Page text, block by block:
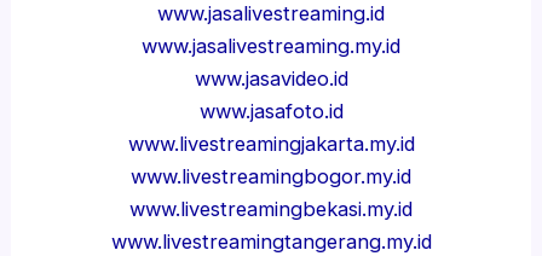
www.jasalivestreaming.id
www.jasalivestreaming.my.id
www.jasavideo.id
www.jasafoto.id
www.livestreamingjakarta.my.id
www.livestreamingbogor.my.id
www.livestreamingbekasi.my.id
www.livestreamingtangerang.my.id